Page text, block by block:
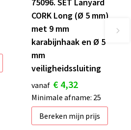
CORK Long (Ø 5 mm)
met 9 mm
karabijnhaak en Ø 5
mm
veiligheidssluiting
vanaf € 4,32
Minimale afname: 25
Bereken mijn prijs